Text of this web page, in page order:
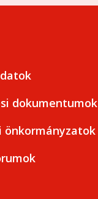
dokumentumok
önkormányzatok